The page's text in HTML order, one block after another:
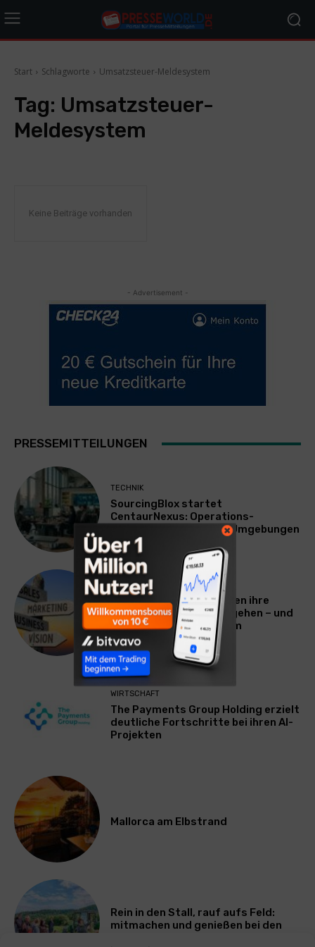
Start Schlagworte Umsatzsteuer-Meldesystem
Tag: Umsatzsteuer-
Meldesystem
Keine Beiträge vorhanden
- Advertisement -
PRESSEMITTEILUNGEN
TECHNIK
SourcingBlox startet
CentaurNexus: Operations-
Plattform für Zscaler-Umgebungen
WERBUNG & MARKETING
Warum viele Unternehmen ihre
Vermarktung falsch angehen – und
warum das ihr Wachstum
ausbremst
WIRTSCHAFT
The Payments Group Holding erzielt
deutliche Fortschritte bei ihren AI-
Projekten
Mallorca am Elbstrand
Rein in den Stall, rauf aufs Feld:
mitmachen und genießen bei den